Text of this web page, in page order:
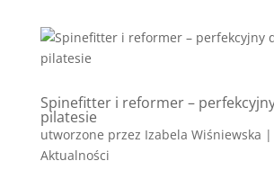
Spinefitter i reformer –
pilatesie
utworzone przez Izabela Wiśniewska |
Aktualności